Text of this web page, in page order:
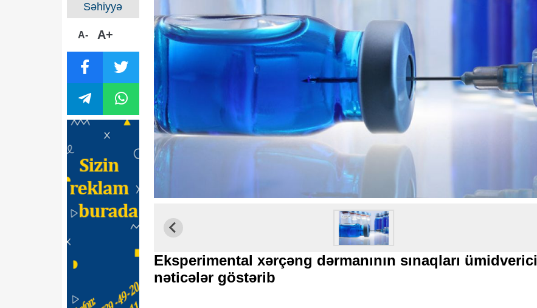
Səhiyyə
A- A+
Eksperimental xərçəng dərmanının sınaqları ümidverici
nəticələr göstərib